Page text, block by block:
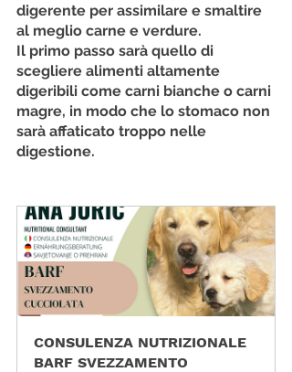
digerente per assimilare e smaltire
al meglio carne e verdure.
Il primo passo sarà quello di
scegliere alimenti altamente
digeribili come carni bianche o carni
magre, in modo che lo stomaco non
sarà affaticato troppo nelle
digestione.
CONSULENZA NUTRIZIONALE
BARF SVEZZAMENTO